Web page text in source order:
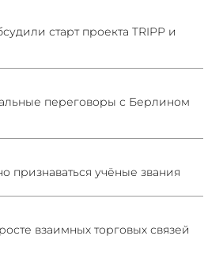
старт проекта TRIPP и
переговоры с Берлином
признаваться учёные звания
взаимных торговых связей